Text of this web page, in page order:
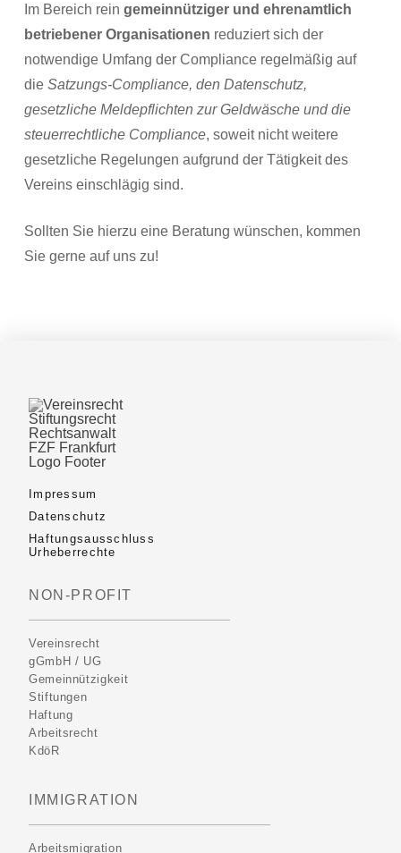
Im Bereich rein gemeinnütziger und ehrenamtlich
betriebener Organisationen reduziert sich der
notwendige Umfang der Compliance regelmäßig auf
die Satzungs-Compliance, den Datenschutz,
gesetzliche Meldepflichten zur Geldwäsche und die
steuerrechtliche Compliance, soweit nicht weitere
gesetzliche Regelungen aufgrund der Tätigkeit des
Vereins einschlägig sind.
Sollten Sie hierzu eine Beratung wünschen, kommen
Sie gerne auf uns zu!
Impressum
Datenschutz
Haftungsausschluss
Urheberrechte
NON-PROFIT
Vereinsrecht
gGmbH / UG
Gemeinnützigkeit
Stiftungen
Haftung
Arbeitsrecht
KdöR
IMMIGRATION
Arbeitsmigration